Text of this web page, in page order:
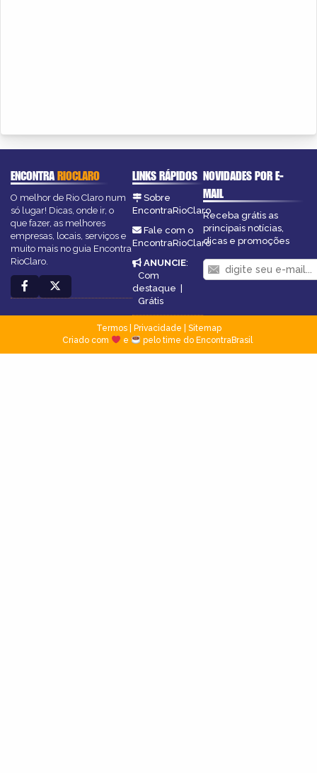
ENCONTRARIOCLARO
O melhor de Rio Claro num
só lugar! Dicas, onde ir, o
que fazer, as melhores
empresas, locais, serviços e
muito mais no guia Encontra
RioClaro.
LINKS RÁPIDOS
Sobre
EncontraRioClaro
Fale com o
EncontraRioClaro
ANUNCIE:
Com
destaque |
Grátis
NOVIDADES POR E-
MAIL
Receba grátis as
principais notícias,
dicas e promoções
Termos| Privacidade
Sitemap
Criado com
e pelo time do EncontraBrasil